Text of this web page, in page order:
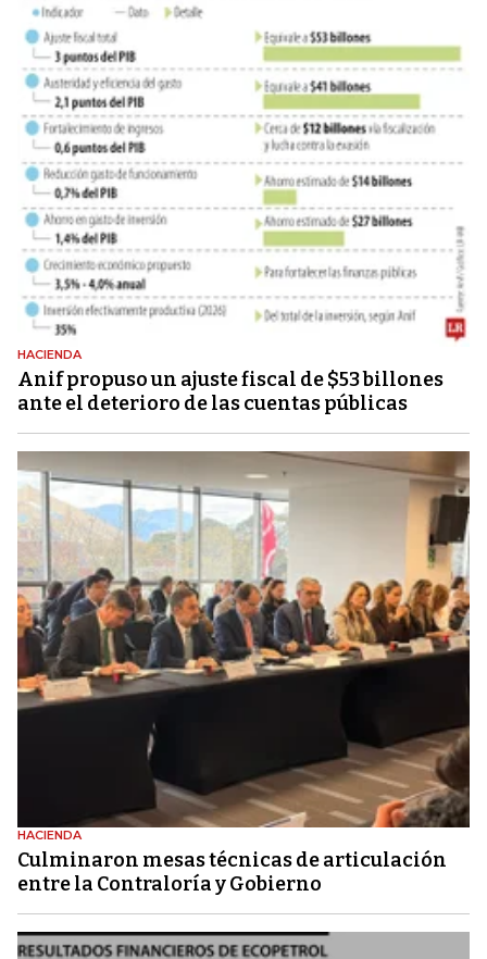
HACIENDA
Anif propuso un ajuste fiscal de $53 billones
ante el deterioro de las cuentas públicas
HACIENDA
Culminaron mesas técnicas de articulación
entre la Contraloría y Gobierno